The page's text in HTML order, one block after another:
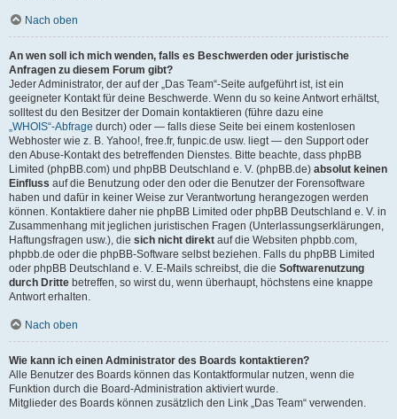
Nach oben
An wen soll ich mich wenden, falls es Beschwerden oder juristische
Anfragen zu diesem Forum gibt?
Jeder Administrator, der auf der „Das Team“-Seite aufgeführt ist, ist ein
geeigneter Kontakt für deine Beschwerde. Wenn du so keine Antwort erhältst,
solltest du den Besitzer der Domain kontaktieren (führe dazu eine
„WHOIS“-Abfrage durch) oder — falls diese Seite bei einem kostenlosen
Webhoster wie z. B. Yahoo!, free.fr, funpic.de usw. liegt — den Support oder
den Abuse-Kontakt des betreffenden Dienstes. Bitte beachte, dass phpBB
Limited (phpBB.com) und phpBB Deutschland e. V. (phpBB.de) absolut keinen
Einfluss auf die Benutzung oder den oder die Benutzer der Forensoftware
haben und dafür in keiner Weise zur Verantwortung herangezogen werden
können. Kontaktiere daher nie phpBB Limited oder phpBB Deutschland e. V. in
Zusammenhang mit jeglichen juristischen Fragen (Unterlassungserklärungen,
Haftungsfragen usw.), die sich nicht direkt auf die Websiten phpbb.com,
phpbb.de oder die phpBB-Software selbst beziehen. Falls du phpBB Limited
oder phpBB Deutschland e. V. E-Mails schreibst, die die Softwarenutzung
durch Dritte betreffen, so wirst du, wenn überhaupt, höchstens eine knappe
Antwort erhalten.
Nach oben
Wie kann ich einen Administrator des Boards kontaktieren?
Alle Benutzer des Boards können das Kontaktformular nutzen, wenn die
Funktion durch die Board-Administration aktiviert wurde.
Mitglieder des Boards können zusätzlich den Link „Das Team“ verwenden.